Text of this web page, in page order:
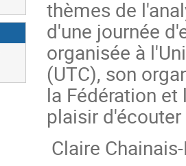
thèmes de
d'une journée
organisée à
(UTC), son
la Fédération et
plaisir
Claire